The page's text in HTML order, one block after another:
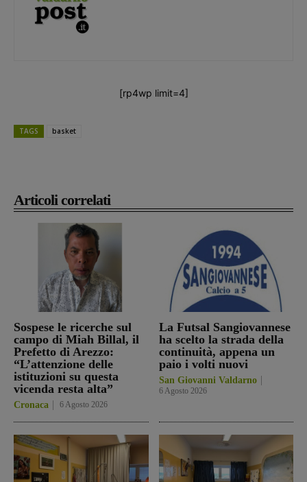
Articoli correlati
Sospese le ricerche sul
campo di Miah Billal, il
Prefetto di Arezzo:
“L’attenzione delle
istituzioni su questa
vicenda resta alta”
Cronaca 6 Agosto 2026
La Futsal Sangiovannese
ha scelto la strada della
continuità, appena un
paio i volti nuovi
San Giovanni Valdarno
6 Agosto 2026
[rp4wp limit=4]
TAGS basket